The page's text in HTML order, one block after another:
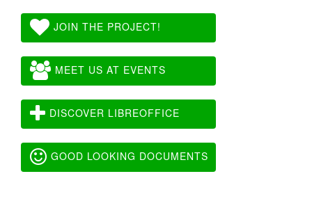
JOIN THE PROJECT!
MEET US AT EVENTS
DISCOVER LIBREOFFICE
GOOD LOOKING DOCUMENTS